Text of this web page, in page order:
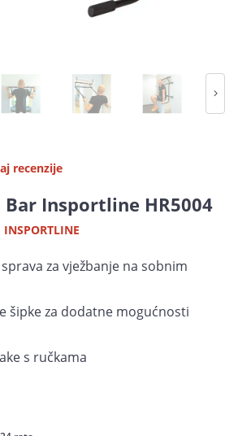
recenzije
Bar Insportline HR5004
INSPORTLINE
za vježbanje na sobnim
šipke za dodatne mogućnosti
s ručkama